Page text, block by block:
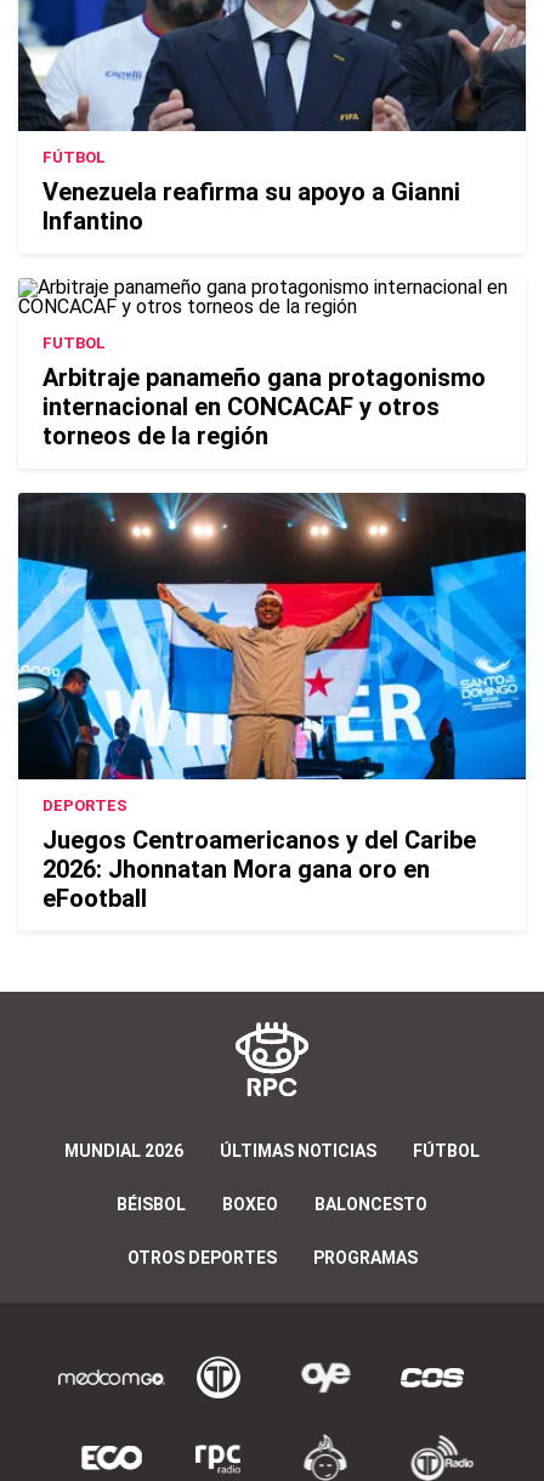
FÚTBOL
Venezuela reafirma su apoyo a Gianni
Infantino
FUTBOL
Arbitraje panameño gana protagonismo
internacional en CONCACAF y otros
torneos de la región
DEPORTES
Juegos Centroamericanos y del Caribe
2026: Jhonnatan Mora gana oro en
eFootball
MUNDIAL 2026 ÚLTIMAS NOTICIAS FÚTBOL
BÉISBOL BOXEO BALONCESTO
OTROS DEPORTES PROGRAMAS